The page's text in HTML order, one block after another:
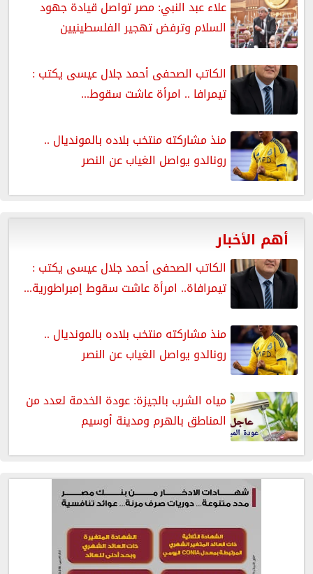
علاء عبد النبي: مصر تواصل قيادة جهود
السلام وترفض تهجير الفلسطينيين
الكاتب الصحفى أحمد جلال عيسى يكتب :
تيمرافا .. امرأة عاشت سقوط...
منذ مشاركته منتخب بلاده بالمونديال ..
رونالدو يواصل الغياب عن النصر
أهم الأخبار
الكاتب الصحفى أحمد جلال عيسى يكتب :
تيمرافاة.. امرأة عاشت سقوط إمبراطورية...
منذ مشاركته منتخب بلاده بالمونديال ..
رونالدو يواصل الغياب عن النصر
مياه الشرب بالجيزة: عودة الخدمة لعدد من
المناطق بالهرم ومدينة أوسيم